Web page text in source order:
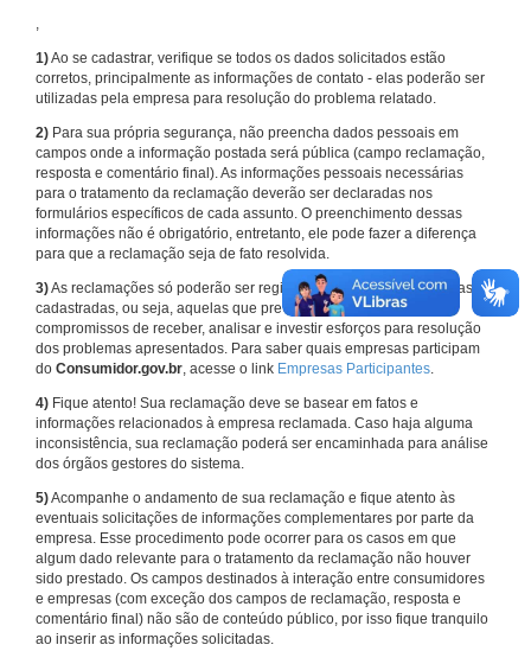
,
1)Ao se cadastrar, verifique se todos os dados solicitados estão
corretos, principalmente as informações de contato - elas poderão ser
utilizadas pela empresa para resolução do problema relatado.
2) Para sua própria segurança, não preencha dados pessoais em
campos onde a informação postada será pública (campo reclamação,
resposta e comentário final). As informações pessoais necessárias
para o tratamento da reclamação deverão ser declaradas nos
formulários específicos de cada assunto. O preenchimento dessas
informações não é obrigatório, entretanto, ele pode fazer a diferença
para que a reclamação seja de fato resolvida.
3)As reclamações só poderão ser registradas em face de empresas
cadastradas, ou seja, aquelas que previamente assumiram
compromissos de receber, analisar e investir esforços para resolução
dos problemas apresentados. Para saber quais empresas participam
do Consumidor.gov.br, acesse o link Empresas Participantes.
4) Fique atento! Sua reclamação deve se basear em fatos e
informações relacionados à empresa reclamada. Caso haja alguma
inconsistência, sua reclamação poderá ser encaminhada para análise
dos órgãos gestores do sistema.
5)Acompanhe o andamento de sua reclamação e fique atento às
eventuais solicitações de informações complementares por parte da
empresa. Esse procedimento pode ocorrer para os casos em que
algum dado relevante para o tratamento da reclamação não houver
sido prestado. Os campos destinados à interação entre consumidores
e empresas (com exceção dos campos de reclamação, resposta e
comentário final) não são de conteúdo público, por isso fique tranquilo
ao inserir as informações solicitadas.